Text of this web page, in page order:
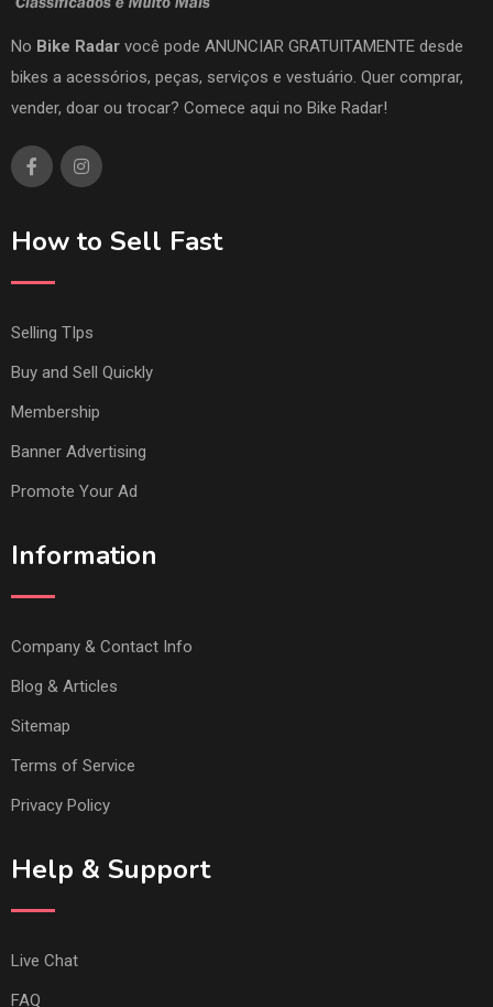
No Bike Radar você pode ANUNCIAR GRATUITAMENTE desde
bikes a acessórios, peças, serviços e vestuário. Quer comprar,
vender, doar ou trocar? Comece aqui no Bike Radar!
How to Sell Fast
Selling TIps
Buy and Sell Quickly
Membership
Banner Advertising
Promote Your Ad
Information
Company & Contact Info
Blog & Articles
Sitemap
Terms of Service
Privacy Policy
Help & Support
Live Chat
FAQ